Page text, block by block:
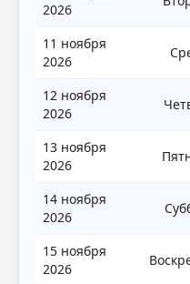
2026
11 ноября
2026
12 ноября
2026
13 ноября
2026
14 ноября
2026
15 ноября
2026